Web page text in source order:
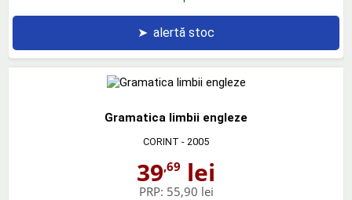
➤ alertă stoc
Gramatica limbii engleze
CORINT - 2005
39,69 lei
PRP: 55,90 lei